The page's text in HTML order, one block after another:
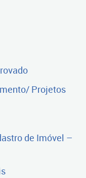
Projetos
de Imóvel –